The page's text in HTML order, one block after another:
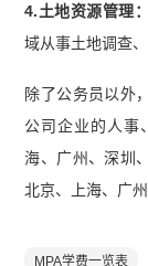
4.土地资源管理：
域从事土地调查
除了公务员以外
公司企业的人事
海、广州、深圳
北京、上海、广
MPA学费一览表